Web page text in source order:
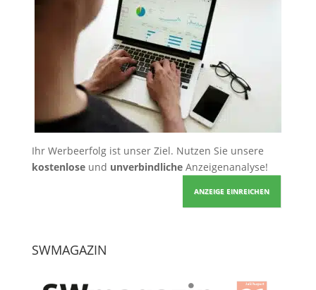
Ihr Werbeerfolg ist unser Ziel. Nutzen Sie unsere
kostenloseund unverbindlicheAnzeigenanalyse!
ANZEIGE EINREICHEN
SWMAGAZIN